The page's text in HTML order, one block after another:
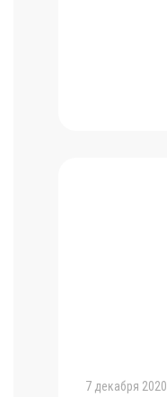
7 декабря 2020